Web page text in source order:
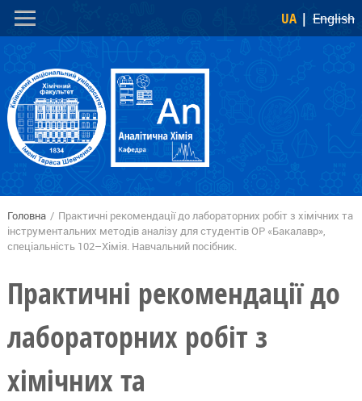
Перейти
до
вмісту
Skip to
navigation
UA English
Ви є тут
Головна / Практичні рекомендації до лабораторних робіт з хімічних та
інструментальних методів аналізу для студентів ОР «Бакалавр»,
спеціальність 102–Хімія. Навчальний посібник.
Практичні рекомендації до
лабораторних робіт з
хімічних та